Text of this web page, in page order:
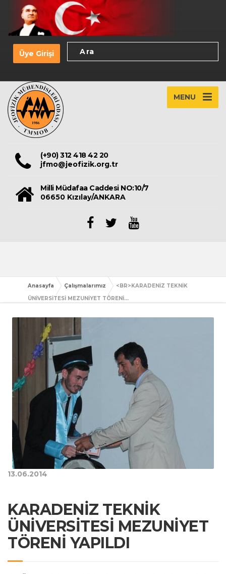
Üye Girişi
MENU
(+90) 312 418 42 20
jfmo@jeofizik.org.tr
Milli Müdafaa Caddesi NO:10/7
06650 Kızılay/ANKARA
Anasayfa Çalışmalarımız
<BR>KARADENİZ TEKNİK
ÜNİVERSİTESİ MEZUNİYET TÖRENİ...
13.06.2014
KARADENİZ TEKNİK
ÜNİVERSİTESİ MEZUNİYET
TÖRENİ YAPILDI